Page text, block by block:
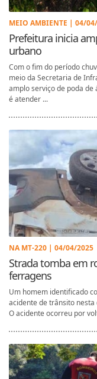
MEIO AMBIENTE | 04/
Prefeitura inicia
urbano
Com o fim do período
meio da Secretaria de
amplo serviço de poda
é atender ...
NA MT-220 | 04/04/2025
Strada tomba em
ferragens
Um homem identificado
acidente de trânsito nesta
O acidente ocorreu por